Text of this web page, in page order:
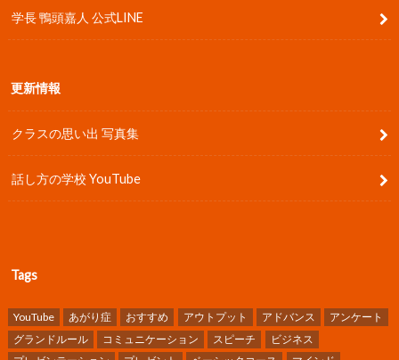
学長 鴨頭嘉人 公式LINE
更新情報
クラスの思い出 写真集
話し方の学校 YouTube
Tags
YouTube あがり症 おすすめ アウトプット アドバンス
アンケート
グランドルール
コミュニケーション スピーチ
ビジネス